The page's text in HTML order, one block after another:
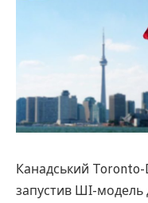
Канадський Toronto-
запустив ШІ-модель